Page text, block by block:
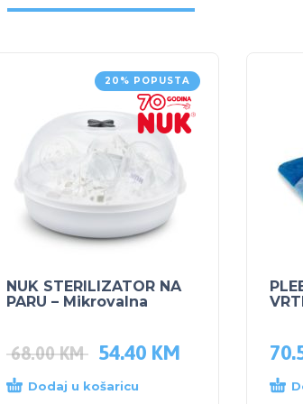
20% POPUSTA
NUK STERILIZATOR NA
PARU – Mikrovalna
68.00KM 54.40 KM
Dodaj u košaricu